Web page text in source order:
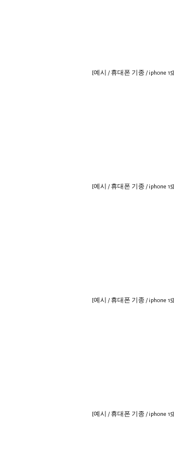
[예시 / 휴대폰 기종 / iphone 15]
[예시 / 휴대폰 기종 / iphone 15]
[예시 / 휴대폰 기종 / iphone 15]
[예시 / 휴대폰 기종 / iphone 15]